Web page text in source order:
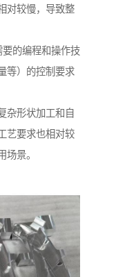
对较慢，导致整
的编程和操作技
等）的控制要求
杂形状加工和自
艺要求也相对较
场景。